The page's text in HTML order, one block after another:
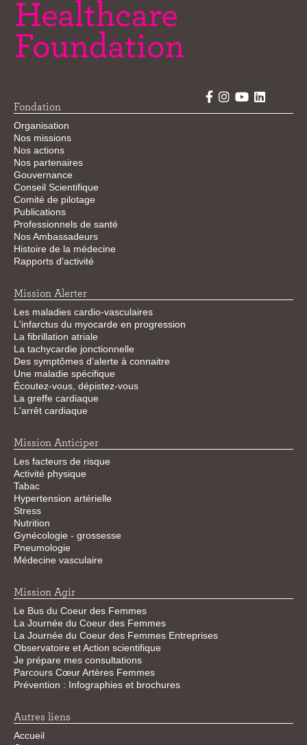
Fondation
Organisation
Nos missions
Nos actions
Nos partenaires
Gouvernance
Conseil Scientifique
Comité de pilotage
Publications
Professionnels de santé
Nos Ambassadeurs
Histoire de la médecine
Rapports d'activité
Mission Alerter
Les maladies cardio-vasculaires
L'infarctus du myocarde en progression
La fibrillation atriale
La tachycardie jonctionnelle
Des symptômes d’alerte à connaitre
Une maladie spécifique
Écoutez-vous, dépistez-vous
La greffe cardiaque
L'arrêt cardiaque
Mission Anticiper
Les facteurs de risque
Activité physique
Tabac
Hypertension artérielle
Stress
Nutrition
Gynécologie - grossesse
Pneumologie
Médecine vasculaire
Mission Agir
Le Bus du Coeur des Femmes
La Journée du Coeur des Femmes
La Journée du Coeur des Femmes Entreprises
Observatoire et Action scientifique
Je prépare mes consultations
Parcours Cœur Artères Femmes
Prévention : Infographies et brochures
Autres liens
Accueil